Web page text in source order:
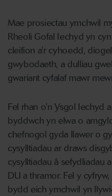
Mae prosiectau ymchwil
Rheoli Gofal Iechyd yn
cleifion a'r cyhoedd,
gwybodaeth, a dulliau
gwariant cyfalaf mawr
Fel rhan o'n Ysgol Iechyd
byddwch yn elwa o
chefnogol gyda llawer o
cysylltiadau ar draws
cysylltiadau â sefydliadau
DU a thramor. Fel y
bydd eich ymchwil yn